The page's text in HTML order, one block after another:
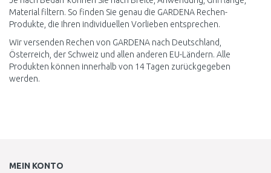
Material filtern. So finden Sie genau die GARDENA Rechen-
Produkte, die Ihren individuellen Vorlieben entsprechen.
Wir versenden Rechen von GARDENA nach Deutschland,
Österreich, der Schweiz und allen anderen EU-Ländern. Alle
Produkten können innerhalb von 14 Tagen zurückgegeben
werden.
MEIN KONTO